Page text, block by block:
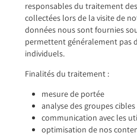
responsables du traitement
collectées lors de la visite de
données nous sont fournies
permettent généralement pas
individuels.
Finalités du traitement :
mesure de portée
analyse des groupes cibles
communication avec les
optimisation de nos